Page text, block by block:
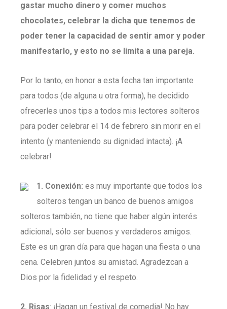
gastar mucho dinero y comer muchos
chocolates, celebrar la dicha que tenemos de
poder tener la capacidad de sentir amor y poder
manifestarlo, y esto no se limita a una pareja.
Por lo tanto, en honor a esta fecha tan importante
para todos (de alguna u otra forma), he decidido
ofrecerles unos tips a todos mis lectores solteros
para poder celebrar el 14 de febrero sin morir en el
intento (y manteniendo su dignidad intacta). ¡A
celebrar!
1. Conexión: es muy importante que todos los
solteros tengan un banco de buenos amigos
solteros también, no tiene que haber algún interés
adicional, sólo ser buenos y verdaderos amigos.
Este es un gran día para que hagan una fiesta o una
cena. Celebren juntos su amistad. Agradezcan a
Dios por la fidelidad y el respeto.
2. Risas: ¡Hagan un festival de comedia! No hay